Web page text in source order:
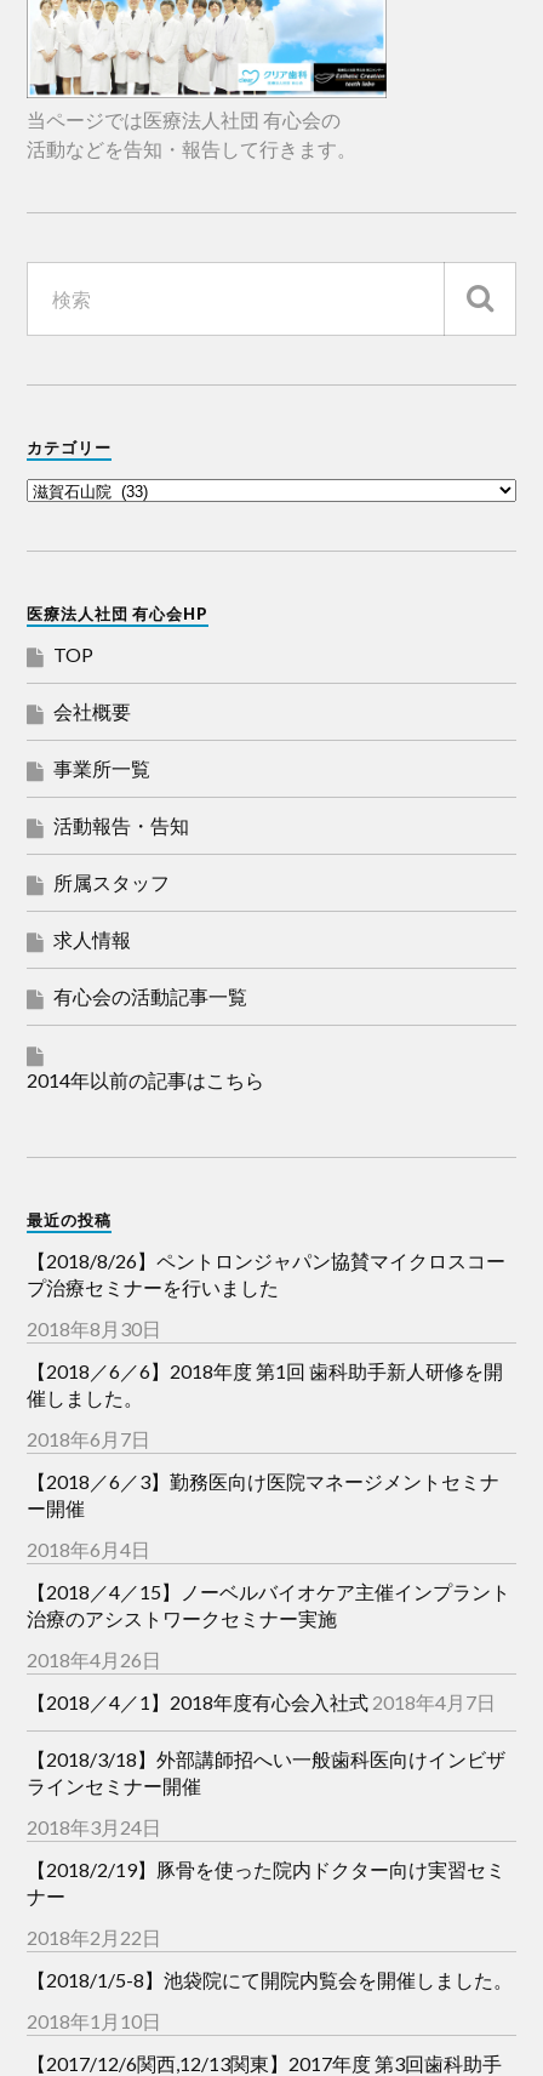
当ページでは医療法人社団 有心会の
活動などを告知・報告して行きます。
カテゴリー
医療法人社団 有心会HP
TOP
会社概要
事業所一覧
活動報告・告知
所属スタッフ
求人情報
有心会の活動記事一覧
2014年以前の記事はこちら
最近の投稿
【2018/8/26】ペントロンジャパン協賛マイクロスコー
プ治療セミナーを行いました
2018年8月30日
【2018／6／6】2018年度 第1回 歯科助手新人研修を開
催しました。
2018年6月7日
【2018／6／3】勤務医向け医院マネージメントセミナ
ー開催
2018年6月4日
【2018／4／15】ノーベルバイオケア主催インプラント
治療のアシストワークセミナー実施
2018年4月26日
【2018／4／1】2018年度有心会入社式 2018年4月7日
【2018/3/18】外部講師招へい一般歯科医向けインビザ
ラインセミナー開催
2018年3月24日
【2018/2/19】豚骨を使った院内ドクター向け実習セミ
ナー
2018年2月22日
【2018/1/5-8】池袋院にて開院内覧会を開催しました。
2018年1月10日
【2017/12/6関西,12/13関東】2017年度 第3回歯科助手